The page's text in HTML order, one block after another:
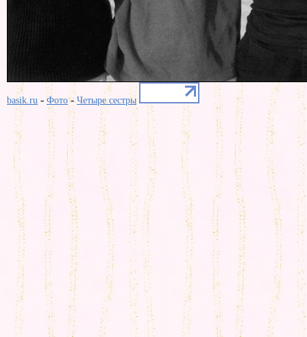
basik.ru - Фото-Четыре сестры